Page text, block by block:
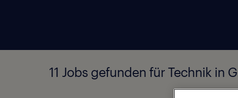
11 Jobs gefunden für Technik in